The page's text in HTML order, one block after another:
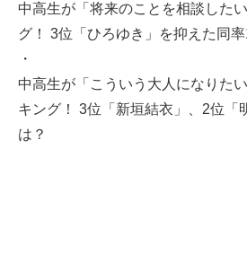
中高生が「将来のことを相談した
グ！ 3位「ひろゆき」を抑えた同率
・
中高生が「こういう大人になりた
キング！ 3位「新垣結衣」、2位「
は？